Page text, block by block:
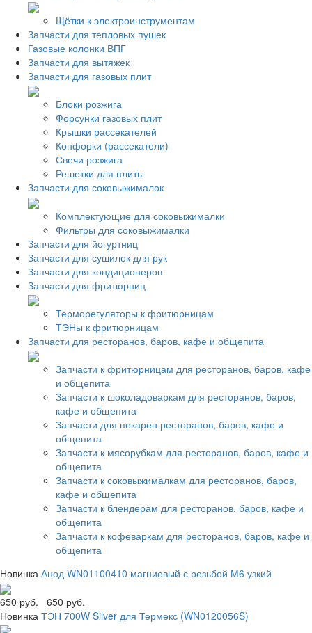
Щётки к электроинструментам
Запчасти для тепловых пушек
Газовые колонки ВПГ
Запчасти для вытяжек
Запчасти для газовых плит
Блоки розжига
Форсунки газовых плит
Крышки рассекателей
Конфорки (рассекатели)
Свечи розжига
Решетки для плиты
Запчасти для соковыжималок
Комплектующие для соковыжималки
Фильтры для соковыжималки
Запчасти для йогуртниц
Запчасти для сушилок для рук
Запчасти для кондиционеров
Запчасти для фритюрниц
Терморегуляторы к фритюрницам
ТЭНы к фритюрницам
Запчасти для ресторанов, баров, кафе и общепита
Запчасти к фритюрницам для ресторанов, баров, кафе
и общепита
Запчасти к шоколадоваркам для ресторанов, баров,
кафе и общепита
Запчасти для пекарен ресторанов, баров, кафе и
общепита
Запчасти к мясорубкам для ресторанов, баров, кафе и
общепита
Запчасти к соковыжималкам для ресторанов, баров,
кафе и общепита
Запчасти к блендерам для ресторанов, баров, кафе и
общепита
Запчасти к кофеваркам для ресторанов, баров, кафе и
общепита
Новинка Анод WN01100410 магниевый с резьбой М6 узкий
650 руб.
650 руб.
Новинка ТЭН 700W Silver для Термекс (WN0120056S)